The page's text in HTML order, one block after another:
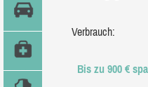
Verbrauch:
Bis zu 900 €